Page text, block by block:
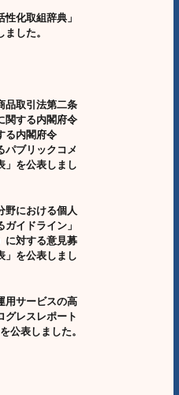
化取組辞典」
した。
品取引法第二条
関する内閣府令
る内閣府令
パブリックコメ
」を公表しまし
野における個人
イドライン」
に対する意見募
」を公表しまし
用サービスの高
グレスレポート
公表しました。